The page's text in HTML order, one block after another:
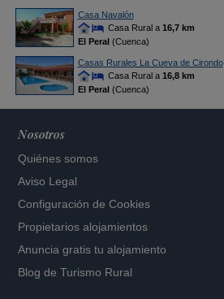
Casa Navalón
Casa Rural a 16,7 km
El Peral(Cuenca)
Casas Rurales La Cueva de Cirondo
Casa Rural a 16,8 km
El Peral(Cuenca)
Nosotros
Quiénes somos
Aviso Legal
Configuración de Cookies
Propietarios alojamientos
Anuncia gratis tu alojamiento
Blog de Turismo Rural